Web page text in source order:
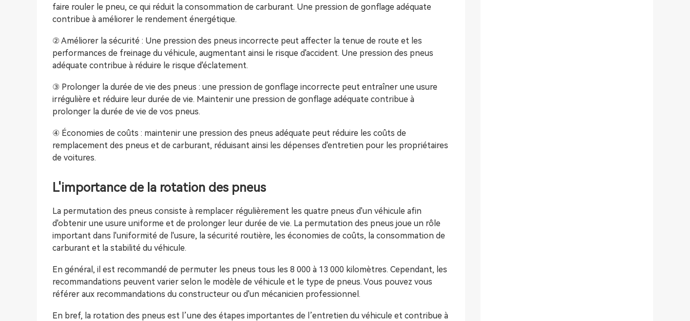
faire rouler le pneu, ce qui réduit la consommation de carburant. Une pression de gonflage adéquate
contribue à améliorer le rendement énergétique.
② Améliorer la sécurité : Une pression des pneus incorrecte peut affecter la tenue de route et les
performances de freinage du véhicule, augmentant ainsi le risque d'accident. Une pression des pneus
adéquate contribue à réduire le risque d'éclatement.
③ Prolonger la durée de vie des pneus : une pression de gonflage incorrecte peut entraîner une usure
irrégulière et réduire leur durée de vie. Maintenir une pression de gonflage adéquate contribue à
prolonger la durée de vie de vos pneus.
④ Économies de coûts : maintenir une pression des pneus adéquate peut réduire les coûts de
remplacement des pneus et de carburant, réduisant ainsi les dépenses d'entretien pour les propriétaires
de voitures.
L'importance de la rotation des pneus
La permutation des pneus consiste à remplacer régulièrement les quatre pneus d'un véhicule afin
d'obtenir une usure uniforme et de prolonger leur durée de vie. La permutation des pneus joue un rôle
important dans l'uniformité de l'usure, la sécurité routière, les économies de coûts, la consommation de
carburant et la stabilité du véhicule.
En général, il est recommandé de permuter les pneus tous les 8 000 à 13 000 kilomètres. Cependant, les
recommandations peuvent varier selon le modèle de véhicule et le type de pneus. Vous pouvez vous
référer aux recommandations du constructeur ou d'un mécanicien professionnel.
En bref, la rotation des pneus est l’une des étapes importantes de l’entretien du véhicule et contribue à